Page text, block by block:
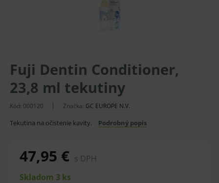
Fuji Dentin Conditioner,
23,8 ml tekutiny
Kód: 000120 Značka: GC EUROPE N.V.
Tekutina na očistenie kavity. Podrobný popis
47,95 € s DPH
Skladom 3 ks